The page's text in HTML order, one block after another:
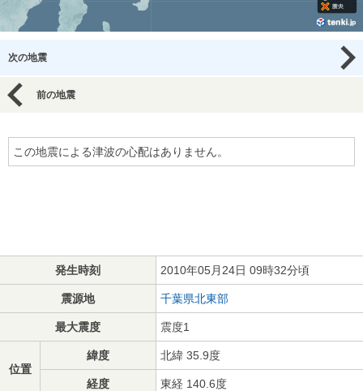
次の地震
前の地震
この地震による津波の心配はありません。
発生時刻 2010年05月24日 09時32分頃
震源地 千葉県北東部
最大震度 震度1
位置
緯度 北緯 35.9度
経度 東経 140.6度